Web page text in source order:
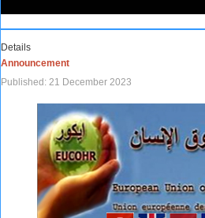
Details
Announcement
Published: 21 December 2023